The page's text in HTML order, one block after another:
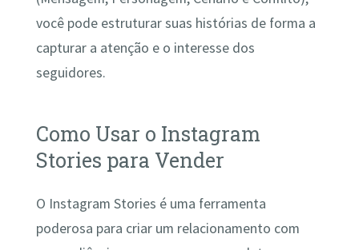
você pode estruturar suas histórias de forma a
capturar a atenção e o interesse dos
seguidores.
Como Usar o Instagram
Stories para Vender
O Instagram Stories é uma ferramenta
poderosa para criar um relacionamento com